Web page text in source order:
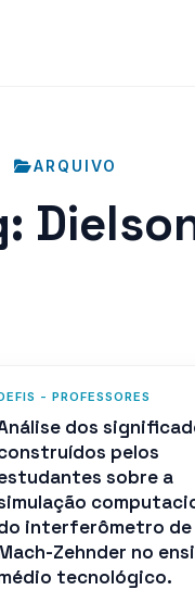
ARQUIVO
- PROFESSORES
dos
pelos
sobre a
interferômetro de
Zehnder no
tecnológico.